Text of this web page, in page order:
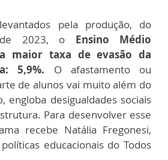
pela produção, do
de 2023, o Ensino Médio
maior taxa de evasão da
5,9%. O afastamento ou
de alunos vai muito além do
engloba desigualdades sociais
Para desenvolver esse
recebe Natália Fregonesi,
educacionais do Todos